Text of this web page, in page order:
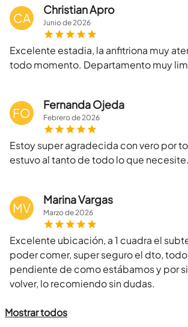
CA
Christian Apro
Juniode2026
Excelente estadia, la anfitriona muy
todo momento. Departamento muy
FO
Fernanda Ojeda
Febrerode2026
Estoy super agradecida con vero por
estuvo al tanto de todo lo que
MV
Marina Vargas
Marzode2026
Excelente ubicación, a 1 cuadra el
poder comer, super seguro el dto,
pendiente de como estábamos y por
volver, lo recomiendo sin dudas.
Mostrar todos